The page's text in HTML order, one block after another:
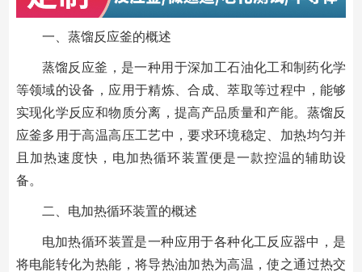
一、蒸馏反应釜的概述
蒸馏反应釜，是一种用于深加工石油化工和制药化学
等领域的设备，应用于精炼、合成、萃取等过程中，能够
实现化学反应和物质分离，提高产品质量和产能。蒸馏反
应釜多用于高温高压工艺中，要求环境稳定、加热均匀并
且加热速度快，电加热循环装置便是一款控温的辅助设
备。
二、电加热循环装置的概述
电加热循环装置是一种应用于各种化工反应器中，是
将电能转化为热能，将导热油加热为高温，使之通过热交